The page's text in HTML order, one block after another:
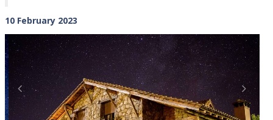
10 February 2023
Previous Next